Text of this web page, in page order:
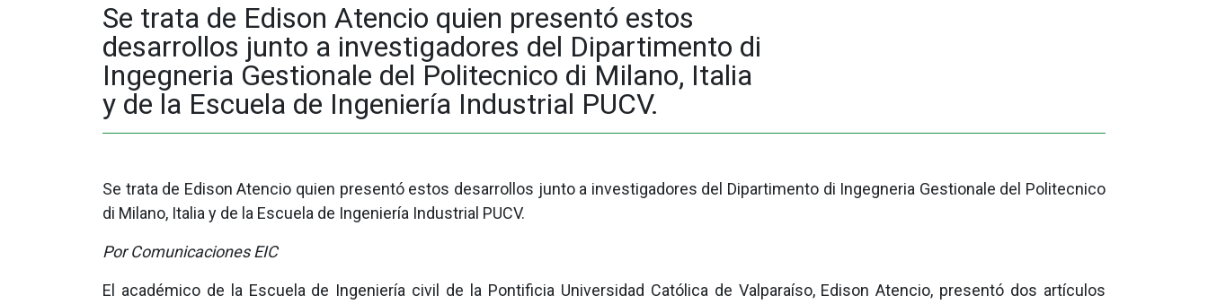
Se trata de Edison Atencio quien presentó estos
desarrollos junto a investigadores del Dipartimento di
Ingegneria Gestionale del Politecnico di Milano, Italia
y de la Escuela de Ingeniería Industrial PUCV.
Se trata de Edison Atencio quien presentó estos desarrollos junto a investigadores del Dipartimento di Ingegneria Gestionale del Politecnico
di Milano, Italia y de la Escuela de Ingeniería Industrial PUCV.
Por Comunicaciones EIC
El académico de la Escuela de Ingeniería civil de la Pontificia Universidad Católica de Valparaíso, Edison Atencio, presentó dos artículos